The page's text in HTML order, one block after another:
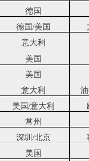
德国
德国/美国
意大利
美国
美国
意大利
美国/意大利
常州
深圳/北京
美国